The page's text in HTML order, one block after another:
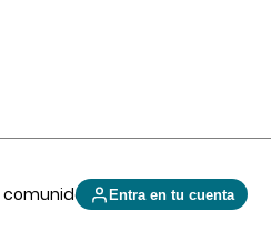
comunidad Entra en tu cuenta